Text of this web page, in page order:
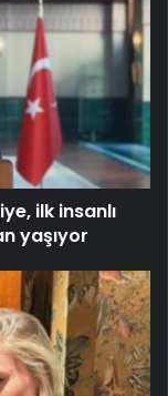
ilk insanlı
yaşıyor